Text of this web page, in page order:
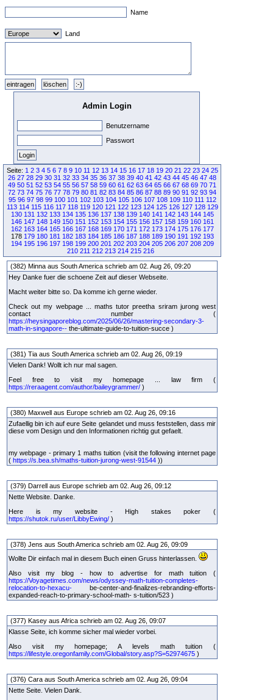
Name
Land
Admin Login
Benutzername
Passwort
Seite: 1 2 3 4 5 6 7 8 9 10 11 12 13 14 15 16 17 18 19 20 21 22 23 24 25
26 27 28 29 30 31 32 33 34 35 36 37 38 39 40 41 42 43 44 45 46 47 48
49 50 51 52 53 54 55 56 57 58 59 60 61 62 63 64 65 66 67 68 69 70 71
72 73 74 75 76 77 78 79 80 81 82 83 84 85 86 87 88 89 90 91 92 93 94
95 96 97 98 99 100 101 102 103 104 105 106 107 108 109 110 111 112
113 114 115 116 117 118 119 120 121 122 123 124 125 126 127 128 129
130 131 132 133 134 135 136 137 138 139 140 141 142 143 144 145
146 147 148 149 150 151 152 153 154 155 156 157 158 159 160 161
162 163 164 165 166 167 168 169 170 171 172 173 174 175 176 177
178 179 180 181 182 183 184 185 186 187 188 189 190 191 192 193
194 195 196 197 198 199 200 201 202 203 204 205 206 207 208 209
210 211 212 213 214 215 216
(382) Minna aus South America schrieb am 02. Aug 26, 09:20
Hey Danke fuer die schoene Zeit auf dieser Webseite.
Macht weiter bitte so. Da komme ich gerne wieder.
Check out my webpage ... maths tutor preetha sriram jurong west
contact number (
https://heysingaporeblog.com/2025/06/26/mastering-secondary-3-
math-in-singapore-- the-ultimate-guide-to-tuition-succe )
(381) Tia aus South America schrieb am 02. Aug 26, 09:19
Vielen Dank! Wollt ich nur mal sagen.
Feel free to visit my homepage ... law firm (
https://reraagent.com/author/baileygrammer/ )
(380) Maxwell aus Europe schrieb am 02. Aug 26, 09:16
Zufaellig bin ich auf eure Seite gelandet und muss feststellen, dass mir
diese vom Design und den Informationen richtig gut gefaelt.
my webpage - primary 1 maths tuition (visit the following internet page
( https://s.bea.sh/maths-tuition-jurong-west-91544 ))
(379) Darrell aus Europe schrieb am 02. Aug 26, 09:12
Nette Website. Danke.
Here is my website - High stakes poker (
https://shutok.ru/user/LibbyEwing/ )
(378) Jens aus South America schrieb am 02. Aug 26, 09:09
Wollte Dir einfach mal in diesem Buch einen Gruss hinterlassen.
Also visit my blog - how to advertise for math tuition (
https://Voyagetimes.com/news/odyssey-math-tuition-completes-
relocation-to-hexacu- be-center-and-finalizes-rebranding-efforts-
expanded-reach-to-primary-school-math- s-tuition/523 )
(377) Kasey aus Africa schrieb am 02. Aug 26, 09:07
Klasse Seite, ich komme sicher mal wieder vorbei.
Also visit my homepage; A levels math tuition (
https://lifestyle.oregonfamily.com/Global/story.asp?S=52974675 )
(376) Cara aus South America schrieb am 02. Aug 26, 09:04
Nette Seite. Vielen Dank.